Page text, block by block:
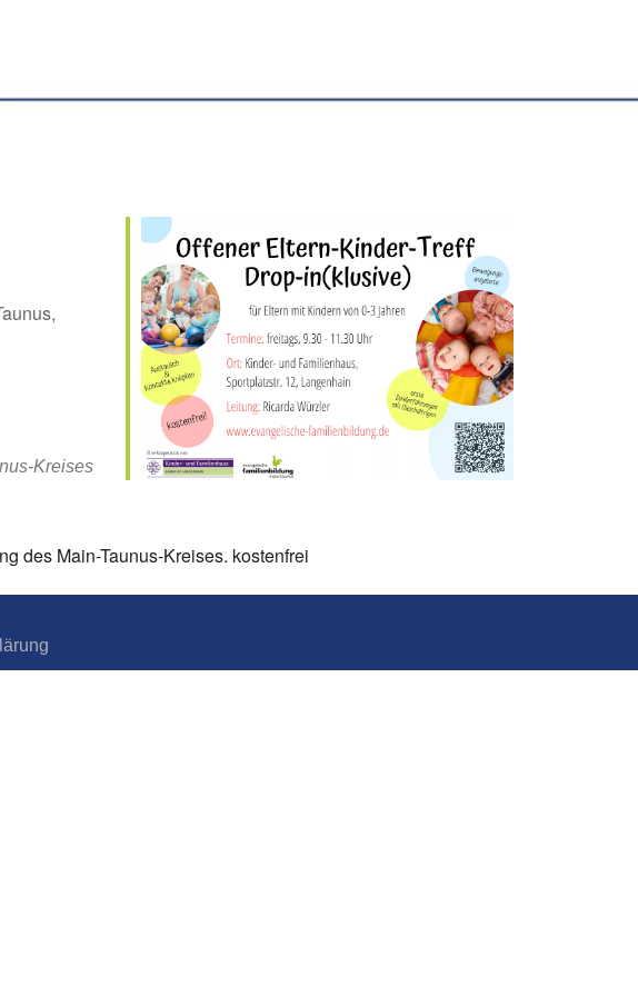
Office 365 Outlook Live
Kreises
des Main-Taunus-Kreises. kostenfrei